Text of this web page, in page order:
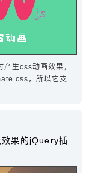
生css动画效果，
，所以它支持
…
果的jQuery插